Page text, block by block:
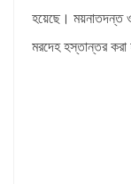
হয়েছে। ময়নাতদন্ত ও
মরদেহ হস্তান্তর করা